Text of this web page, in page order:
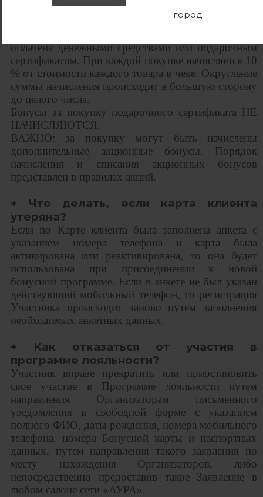
бонусы?
Бонусы начисляются за каждую покупку
оплачена денежными средствами или подарочным
сертификатом. При каждой покупке начисляется 10
% от стоимости каждого товара в чеке. Округление
суммы начисления происходит в большую сторону
до целого числа.
Бонусы за покупку подарочного сертификата НЕ
НАЧИСЛЯЮТСЯ.
ВАЖНО: за покупку могут быть начислены
дополнительные акционные бонусы. Порядок
начисления и списания акционных бонусов
представлен в правилах акций.
+ Что делать, если карта клиента
утеряна?
Если по Карте клиента была заполнена анкета с
указанием номера телефона и карта была
активирована или реактивирована, то она будет
использована при присоединении к новой
бонусной программе. Если в анкете не был указан
действующий мобильный телефон, то регистрация
Участника происходит заново путем заполнения
необходимых анкетных данных.
+ Как отказаться от участия в
программе лояльности?
Участник вправе прекратить или приостановить
свое участие в Программе лояльности путем
направления Организаторам письменного
уведомления в свободной форме с указанием
полного ФИО, даты рождения, номера мобильного
телефона, номера Бонусной карты и паспортных
данных, путем направления такого заявления по
месту нахождения Организаторов, либо
непосредственно предоставив такое Заявление в
любом салоне сети «АУРА».
город